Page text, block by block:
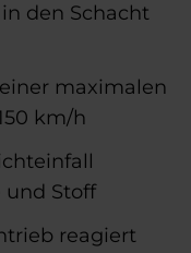
den Schacht
maximalen
km/h
und Stoff
reagiert